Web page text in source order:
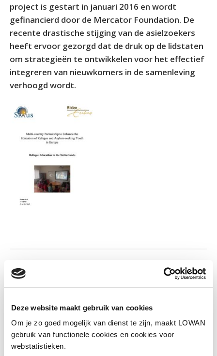
Deze website maakt gebruik van cookies
Om je zo goed mogelijk van dienst te zijn, maakt LOWAN
gebruik van functionele cookies en cookies voor
webstatistieken.
project is gestart in januari 2016 en wordt
gefinancierd door de Mercator Foundation. De
recente drastische stijging van de asielzoekers
heeft ervoor gezorgd dat de druk op de lidstaten
om strategieën te ontwikkelen voor het effectief
integreren van nieuwkomers in de samenleving
verhoogd wordt.
Informatie
Auteur(s):
T. Tudjman, A. van den Heerik
Jaar van uitgave: 2016